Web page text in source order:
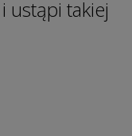
ustąpi takiej